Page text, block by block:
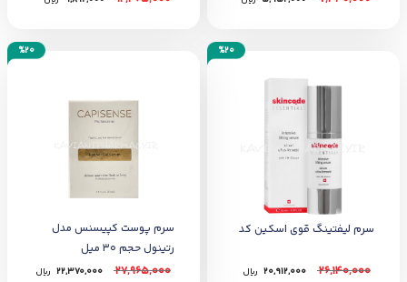
%20
سرم لیفتینگ قوی اسکین کد
26,140,000
20,912,000 ﷼
%20
سرم پوست کپیسنس مدل
رتینول حجم 30 میل
27,965,000
22,370,000 ﷼